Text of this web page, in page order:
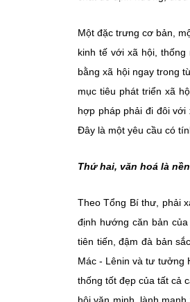
Một đặc trưng cơ bản,
kinh tế với xã hội,
bằng xã hội ngay trong
mục tiêu phát triển xã
hợp pháp phải đi đôi với
Đây là một yêu cầu có
Thứ hai, văn hoá là
Theo Tổng Bí thư, phải
định hướng căn bản
tiên tiến, đậm đà bản
Mác - Lênin và tư tưởng
thống tốt đẹp của tất cả
hội văn minh, lành